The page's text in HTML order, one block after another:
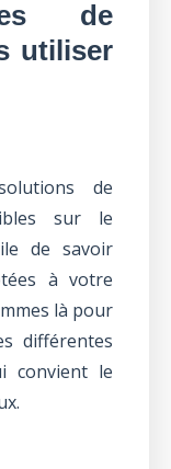
de
utiliser
de
sur le
de savoir
à votre
là pour
différentes
convient le